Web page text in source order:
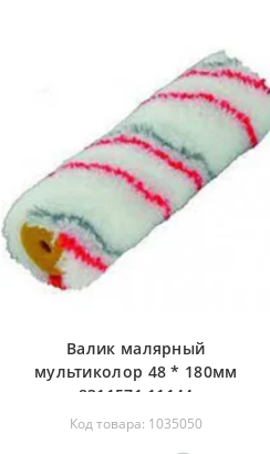
Валик малярный
мультиколор 48 * 180мм
8311571 11144
Код товара: 1035050